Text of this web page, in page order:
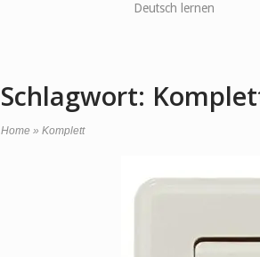
Deutsch lernen
Schlagwort:
Home » Komplett